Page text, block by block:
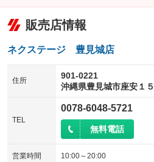
販売店情報
ネクステージ 豊見城店
住所
901-0221
沖縄県豊見城市座安１
TEL
0078-6048-5721
無料電話
営業時間 10:00～20:00